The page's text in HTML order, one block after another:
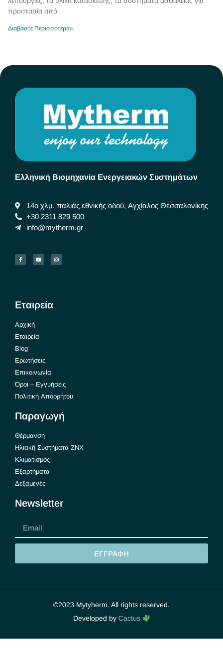
προστασία από
Διαβάστε Περισσότερα»
Ελληνική Βιομηχανία Ενεργειακών Συστημάτων
14ο χλμ. παλιάς εθνικής οδού, Αγχίαλος Θεσσαλονίκης
+30 2311 829 500
info@mytherm.gr
Εταιρεία
Αρχική
Εταιρεία
Blog
Ερωτήσεις
Επικοινωνία
Όροι – Εγγυήσεις
Πολιτική Απορρήτου
Παραγωγή
Θέρμανση
Ηλιακή Συστήματα ΖΝΧ
Κλιματισμός
Εξαρτήματα
Δεξαμενές
Newsletter
ΕΓΓΡΑΦΗ
©2023 Mytyherm. All rights reserved.
Developed by Cactus